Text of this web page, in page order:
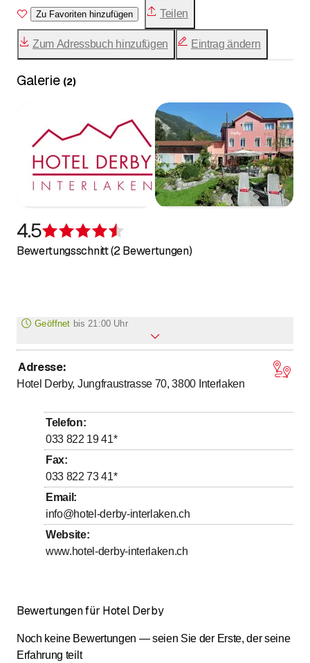
Zu Favoriten hinzufügen Teilen
Zum Adressbuch hinzufügen Eintrag ändern
Galerie (2)
4.5
Bewertungsschnitt (2 Bewertungen)
Geöffnet bis 21:00 Uhr
Montag
00
Dienstag
7:00-
Mittwoch
7:00- bis
21:00
Donnerstag
Freitag
Samstag
Sonntag
Bitte beachten Sie die Informationen auf unserer
Webseite
Adresse:
Hotel Derby, Jungfraustrasse 70, 3800 Interlaken
Telefon:
033 822 19 41*
Fax:
033 822 73 41*
Email :
info@hotel-derby-interlaken.ch
Website:
www.hotel-derby-interlaken.ch
Bewertungen für Hotel Derby
Noch keine Bewertungen — seien Sie der Erste, der seine
Erfahrung teilt